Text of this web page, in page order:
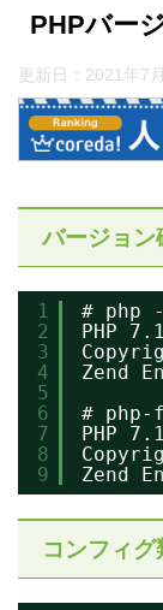
PHPバー
更新日： 2021年7
バージョン
1
2
3
4
5
6
7
8
9
# php
PHP
Zend
# php-
PHP
Zend
コンフィ